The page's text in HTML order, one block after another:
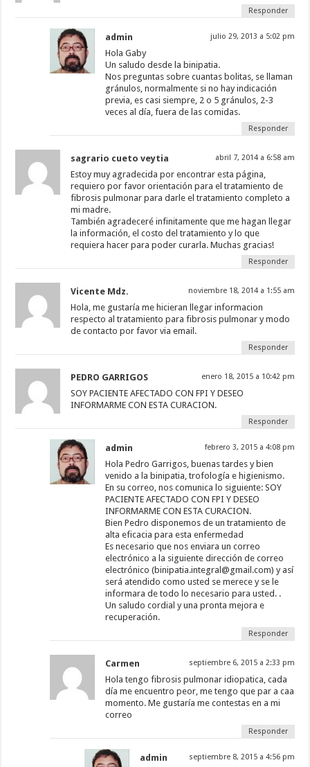
Responder
admin julio 29, 2013 a 5:02 pm
Hola Gaby
Un saludo desde la binipatia.
Nos preguntas sobre cuantas bolitas, se llaman
gránulos, normalmente si no hay indicación
previa, es casi siempre, 2 o 5 gránulos, 2-3
veces al día, fuera de las comidas.
Responder
sagrario cueto veytia abril 7, 2014 a 6:58 am
Estoy muy agradecida por encontrar esta página,
requiero por favor orientación para el tratamiento de
fibrosis pulmonar para darle el tratamiento completo a
mi madre.
También agradeceré infinitamente que me hagan llegar
la información, el costo del tratamiento y lo que
requiera hacer para poder curarla. Muchas gracias!
Responder
Vicente Mdz. noviembre 18, 2014 a 1:55 am
Hola, me gustaría me hicieran llegar informacion
respecto al tratamiento para fibrosis pulmonar y modo
de contacto por favor via email.
Responder
PEDRO GARRIGOS enero 18, 2015 a 10:42 pm
SOY PACIENTE AFECTADO CON FPI Y DESEO
INFORMARME CON ESTA CURACION.
Responder
admin febrero 3, 2015 a 4:08 pm
Hola Pedro Garrigos, buenas tardes y bien
venido a la binipatia, trofología e higienismo.
En su correo, nos comunica lo siguiente: SOY
PACIENTE AFECTADO CON FPI Y DESEO
INFORMARME CON ESTA CURACION.
Bien Pedro disponemos de un tratamiento de
alta eficacia para esta enfermedad
Es necesario que nos enviara un correo
electrónico a la siguiente dirección de correo
electrónico (binipatia.integral@gmail.com) y así
será atendido como usted se merece y se le
informara de todo lo necesario para usted. .
Un saludo cordial y una pronta mejora e
recuperación.
Responder
Carmen septiembre 6, 2015 a 2:33 pm
Hola tengo fibrosis pulmonar idiopatica, cada
día me encuentro peor, me tengo que par a caa
momento. Me gustaría me contestas en a mi
correo
Responder
admin septiembre 8, 2015 a 4:56 pm